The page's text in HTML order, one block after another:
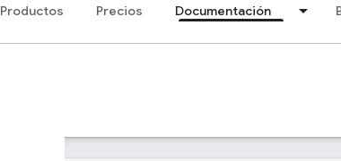
Productos Precios Documentación